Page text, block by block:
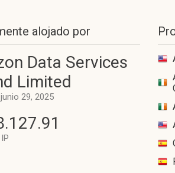
alojado por
Data Services
Limited
29, 2025